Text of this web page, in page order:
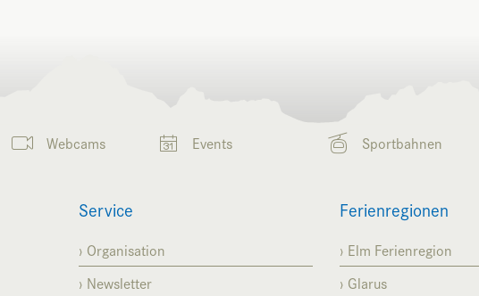
Webcams Events Sportbahnen
Service
Organisation
Newsletter
Ferienregionen
Elm Ferienregion
Glarus